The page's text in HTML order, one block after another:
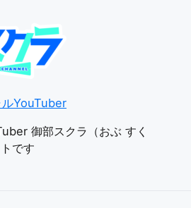
ルYouTuber
御部スクラ（おぶ すく
です